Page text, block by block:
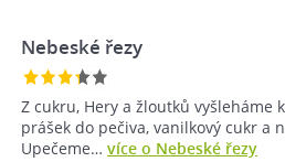
Nebeské řezy
Z cukru, Hery a žloutků vyšleháme
prášek do pečiva, vanilkový cukr a
Upečeme… více o Nebeské řezy